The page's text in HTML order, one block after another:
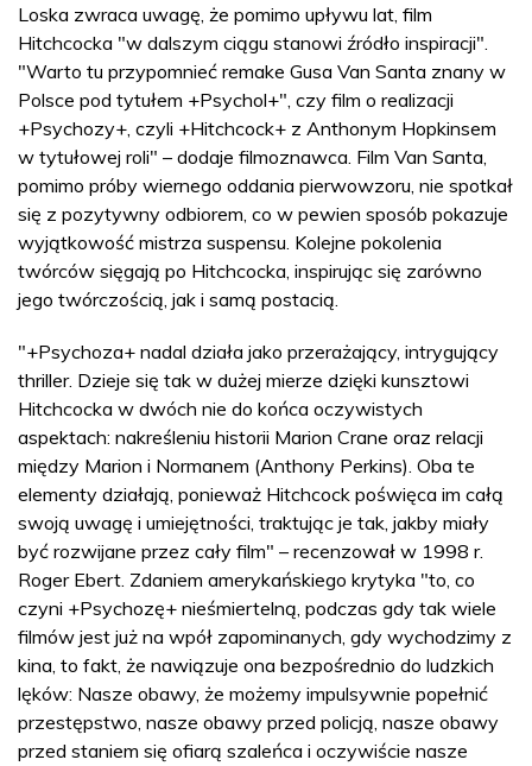
Loska zwraca uwagę, że pomimo upływu lat, film
Hitchcocka "w dalszym ciągu stanowi źródło inspiracji".
"Warto tu przypomnieć remake Gusa Van Santa znany w
Polsce pod tytułem +Psychol+", czy film o realizacji
+Psychozy+, czyli +Hitchcock+ z Anthonym Hopkinsem
w tytułowej roli" – dodaje filmoznawca. Film Van Santa,
pomimo próby wiernego oddania pierwowzoru, nie spotkał
się z pozytywny odbiorem, co w pewien sposób pokazuje
wyjątkowość mistrza suspensu. Kolejne pokolenia
twórców sięgają po Hitchcocka, inspirując się zarówno
jego twórczością, jak i samą postacią.
"+Psychoza+ nadal działa jako przerażający, intrygujący
thriller. Dzieje się tak w dużej mierze dzięki kunsztowi
Hitchcocka w dwóch nie do końca oczywistych
aspektach: nakreśleniu historii Marion Crane oraz relacji
między Marion i Normanem (Anthony Perkins). Oba te
elementy działają, ponieważ Hitchcock poświęca im całą
swoją uwagę i umiejętności, traktując je tak, jakby miały
być rozwijane przez cały film" – recenzował w 1998 r.
Roger Ebert. Zdaniem amerykańskiego krytyka "to, co
czyni +Psychozę+ nieśmiertelną, podczas gdy tak wiele
filmów jest już na wpół zapominanych, gdy wychodzimy z
kina, to fakt, że nawiązuje ona bezpośrednio do ludzkich
lęków: Nasze obawy, że możemy impulsywnie popełnić
przestępstwo, nasze obawy przed policją, nasze obawy
przed staniem się ofiarą szaleńca i oczywiście nasze